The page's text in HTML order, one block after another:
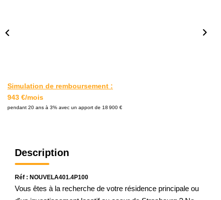
EXTRANET GESTION
Simulation de remboursement :
943 €/mois
pendant 20 ans à 3% avec un apport de 18 900 €
Description
Réf : NOUVELA401.4P100
Vous êtes à la recherche de votre résidence principale ou